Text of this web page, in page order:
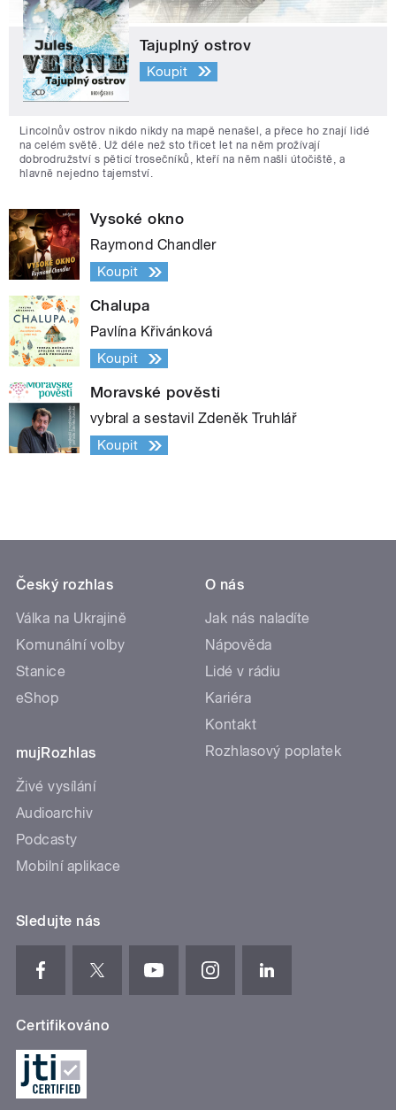
Tajuplný ostrov
Koupit
Lincolnův ostrov nikdo nikdy na mapě nenašel, a přece ho znají lidé
na celém světě. Už déle než sto třicet let na něm prožívají
dobrodružství s pěticí trosečníků, kteří na něm našli útočiště, a
hlavně nejedno tajemství.
Vysoké okno
Raymond Chandler
Koupit
Chalupa
Pavlína Křivánková
Koupit
Moravské pověsti
vybral a sestavil Zdeněk Truhlář
Koupit
Český rozhlas
Válka na Ukrajině
Komunální volby
Stanice
eShop
mujRozhlas
Živé vysílání
Audioarchiv
Podcasty
Mobilní aplikace
O nás
Jak nás naladíte
Nápověda
Lidé v rádiu
Kariéra
Kontakt
Rozhlasový poplatek
Sledujte nás
Certifikováno